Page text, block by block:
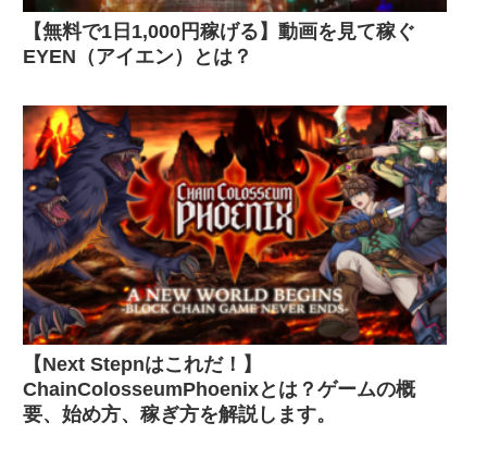
【無料で1日1,000円稼げる】動画を見て稼ぐ
EYEN（アイエン）とは？
【Next Stepnはこれだ！】
ChainColosseumPhoenixとは？ゲームの概
要、始め方、稼ぎ方を解説します。